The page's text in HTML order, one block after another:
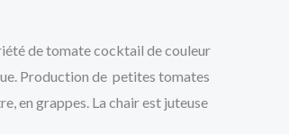
de tomate cocktail de couleur
Production de petites tomates
en grappes. La chair est juteuse